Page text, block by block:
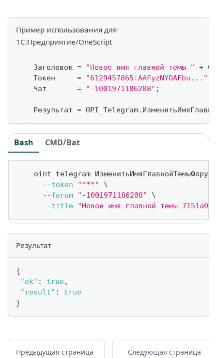
Пример использования для
1С:Предприятие/OneScript
    Заголовок
= "Новое имя главной темы " +
    Токен
= "6129457865:AAFyzNYOAFbu..."
    Чат
= "-1001971186208" ;
    Результат
= OPI_Telegram.
Bash CMD/Bat
oint telegram
--token
"***"
\
--forum
"-1001971186208"
\
--title
"Новое имя главной темы
Результат
{
"ok" : true,
"result" :
true
}
Предыдущая страница Следующая страница